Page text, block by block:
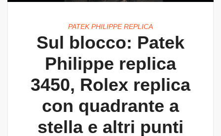
PATEK PHILIPPE REPLICA
Sul blocco: Patek
Philippe replica
3450, Rolex replica
con quadrante a
stella e altri punti